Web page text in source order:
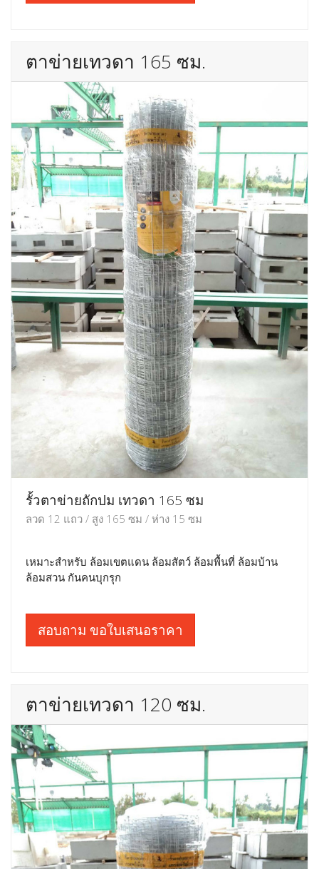
ตาข่ายเทวดา 165 ซม.
รั้วตาข่ายถักปม เทวดา 165 ซม
ลวด 12 แถว / สูง 165 ซม / ห่าง 15 ซม
เหมาะสำหรับ ล้อมเขตแดน ล้อมสัตว์ ล้อมพื้นที่ ล้อมบ้าน
ล้อมสวน กันคนบุกรุก
สอบถาม ขอใบเสนอราคา
ตาข่ายเทวดา 120 ซม.